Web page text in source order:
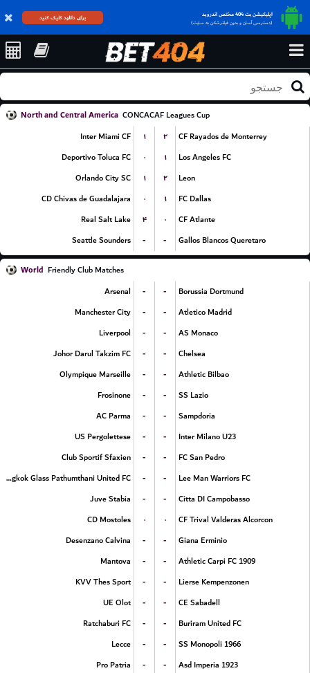
اپلیکیشن بت 404 مختص اندروید
(دسترسی آسان و بدون فیلترشکن به سایت)
برای دانلود کلیک کنید
North and Central America CONCACAF Leagues Cup
Inter Miami CF
۱ ۲
CF Rayados de Monterrey
Deportivo Toluca FC
۰ ۱
Los Angeles FC
Orlando City SC
۱ ۲
Leon
CD Chivas de Guadalajara
۰ ۱
FC Dallas
Real Salt Lake
۴ ۰
CF Atlante
Seattle Sounders
- - Gallos Blancos Queretaro
World Friendly Club Matches
Arsenal
- -
Borussia Dortmund
Manchester City
- -
Atletico Madrid
Liverpool
- -
AS Monaco
Johor Darul Takzim FC
- -
Chelsea
Olympique Marseille
- -
Athletic Bilbao
Frosinone
- -
SS Lazio
AC Parma
- -
Sampdoria
US Pergolettese
- -
Inter Milano U23
Club Sportif Sfaxien
- -
FC San Pedro
Bangkok Glass Pathumthani United FC
- -
Lee Man Warriors FC
Juve Stabia
- -
Citta DI Campobasso
CD Mostoles
۰ ۰
CF Trival Valderas Alcorcon
Desenzano Calvina
- -
Giana Erminio
Mantova
- -
Athletic Carpi FC 1909
KVV Thes Sport
- -
Lierse Kempenzonen
UE Olot
- -
CE Sabadell
Ratchaburi FC
- -
Buriram United FC
Lecce
- -
SS Monopoli 1966
Pro Patria
- - Asd Imperia 1923